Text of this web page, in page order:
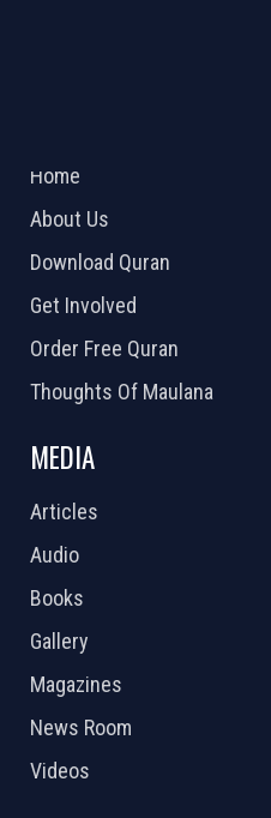
Home
About Us
Download Quran
Get Involved
Order Free Quran
Thoughts Of Maulana
MEDIA
Articles
Audio
Books
Gallery
Magazines
News Room
Videos